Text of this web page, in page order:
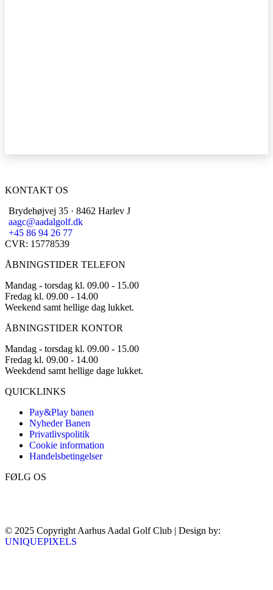
KONTAKT OS
Brydehøjvej 35 · 8462 Harlev J
aagc@aadalgolf.dk
+45 86 94 26 77
CVR: 15778539
ÅBNINGSTIDER TELEFON
Mandag - torsdag kl. 09.00 - 15.00
Fredag kl. 09.00 - 14.00
Weekend samt hellige dag lukket.
ÅBNINGSTIDER KONTOR
Mandag - torsdag kl. 09.00 - 15.00
Fredag kl. 09.00 - 14.00
Weekdend samt hellige dage lukket.
QUICKLINKS
Pay&Play banen
Nyheder Banen
Privatlivspolitik
Cookie information
Handelsbetingelser
FØLG OS
© 2025 Copyright Aarhus Aadal Golf Club | Design by:
UNIQUEPIXELS